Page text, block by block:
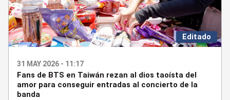
Editado
31 MAY 2026 - 11:17
Fans de BTS en Taiwán rezan al dios taoísta del
amor para conseguir entradas al concierto de la
banda